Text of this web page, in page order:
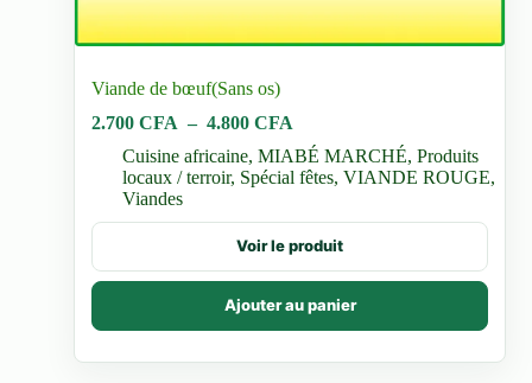
Viande de bœuf(Sans os)
2.700CFA – 4.800CFA
de
prix :
2.700 CFA
4.800 CFA
Cuisine africaine,MIABÉ MARCHÉ,Produits
locaux / terroir, Spécial fêtes,VIANDE ROUGE,
Viandes
Voir le produit
Ajouter au panier
Ce
a
plusieurs
Les
options